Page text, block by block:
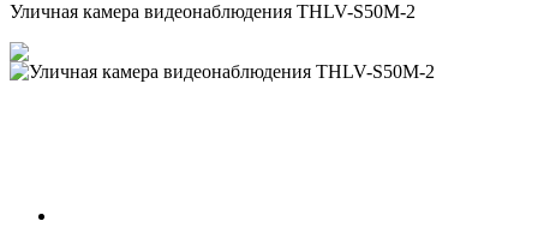
Уличная камера видеонаблюдения THLV-S50M-2